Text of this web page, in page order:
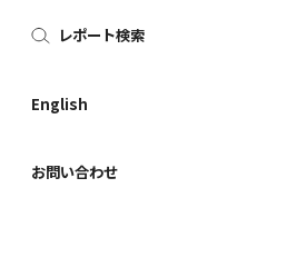
レポート検索
English
お問い合わせ